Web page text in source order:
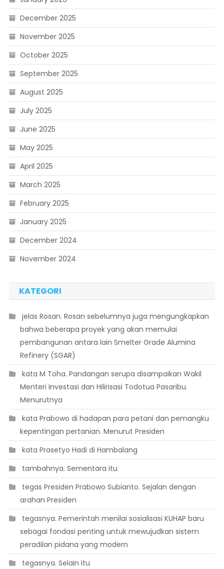
December 2025
November 2025
October 2025
September 2025
August 2025
July 2025
June 2025
May 2025
April 2025
March 2025
February 2025
January 2025
December 2024
November 2024
KATEGORI
 jelas Rosan. Rosan sebelumnya juga mengungkapkan
bahwa beberapa proyek yang akan memulai
pembangunan antara lain Smelter Grade Alumina
Refinery (SGAR)
 kata M Toha. Pandangan serupa disampaikan Wakil
Menteri Investasi dan Hilirisasi Todotua Pasaribu.
Menurutnya
 kata Prabowo di hadapan para petani dan pemangku
kepentingan pertanian. Menurut Presiden
 kata Prasetyo Hadi di Hambalang
 tambahnya. Sementara itu
 tegas Presiden Prabowo Subianto. Sejalan dengan
arahan Presiden
 tegasnya. Pemerintah menilai sosialisasi KUHAP baru
sebagai fondasi penting untuk mewujudkan sistem
peradilan pidana yang modern
 tegasnya. Selain itu